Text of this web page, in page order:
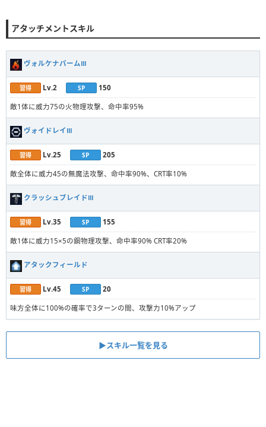
アタッチメントスキル
ヴォルケナパームⅢ
習得 Lv.2 SP 150
敵1体に威力75の火物理攻撃、命中率95%
ヴォイドレイⅢ
習得 Lv.25 SP 205
敵全体に威力45の無魔法攻撃、命中率90%、CRT率10%
クラッシュブレイドⅢ
習得 Lv.35 SP 155
敵1体に威力15×5の鋼物理攻撃、命中率90% CRT率20%
アタックフィールド
習得 Lv.45 SP 20
味方全体に100%の確率で3ターンの間、攻撃力10%アップ
▶︎スキル一覧を見る